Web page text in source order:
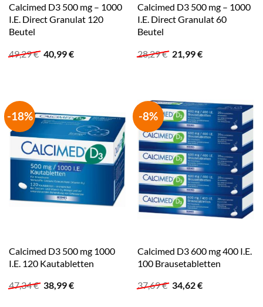
Calcimed D3 500 mg – 1000
I.E. Direct Granulat 120
Beutel
49,29€ Ursprünglicher
Preis
40,99€Aktueller
Calcimed D3 500 mg – 1000
I.E. Direct Granulat 60
Beutel
28,29€ Ursprünglicher
Preis
21,99€Aktueller
-18%
Calcimed D3 500 mg 1000
I.E. 120 Kautabletten
47,34€ Ursprünglicher
38,99€Aktueller
-8%
Calcimed D3 600 mg 400 I.E.
100 Brausetabletten
37,69€ Ursprünglicher
34,62€Aktueller